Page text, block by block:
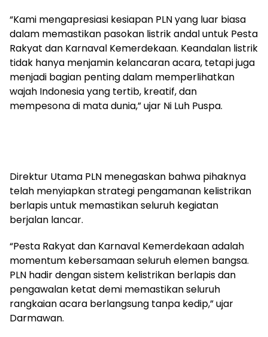
“Kami mengapresiasi kesiapan PLN yang luar biasa
dalam memastikan pasokan listrik andal untuk Pesta
Rakyat dan Karnaval Kemerdekaan. Keandalan listrik
tidak hanya menjamin kelancaran acara, tetapi juga
menjadi bagian penting dalam memperlihatkan
wajah Indonesia yang tertib, kreatif, dan
mempesona di mata dunia,” ujar Ni Luh Puspa.
Direktur Utama PLN menegaskan bahwa pihaknya
telah menyiapkan strategi pengamanan kelistrikan
berlapis untuk memastikan seluruh kegiatan
berjalan lancar.
“Pesta Rakyat dan Karnaval Kemerdekaan adalah
momentum kebersamaan seluruh elemen bangsa.
PLN hadir dengan sistem kelistrikan berlapis dan
pengawalan ketat demi memastikan seluruh
rangkaian acara berlangsung tanpa kedip,” ujar
Darmawan.